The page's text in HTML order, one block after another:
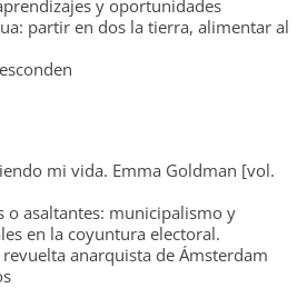
y oportunidades
partir en dos la tierra, alimentar al
mi vida. Emma Goldman [vol.
o asaltantes: municipalismo y
en la coyuntura electoral.
anarquista de Ámsterdam